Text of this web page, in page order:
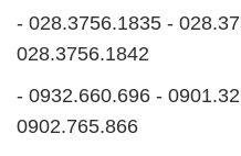
- 028.3756.1835 -
028.3756.1842
- 0932.660.696 -
0902.765.866